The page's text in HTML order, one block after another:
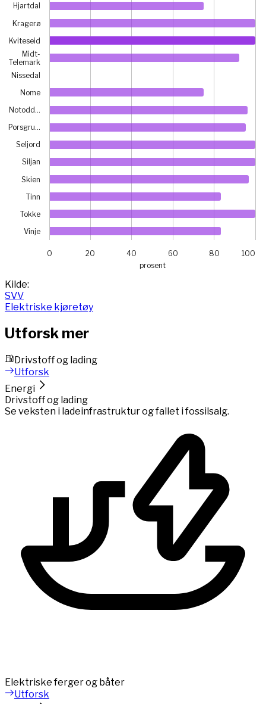
prosent
Hjartdal
Kragerø
Kviteseid
Midt-
Telemark
Nissedal
Nome
Notodd…
Porsgru…
Seljord
Siljan
Skien
Tinn
Tokke
Vinje
0 20 40 60 80 100
End of interactive chart.
Kilde:
SVV
Elektriske kjøretøy
Utforsk mer
Drivstoff og lading
Utforsk
Energi
Drivstoff og lading
Se veksten i ladeinfrastruktur og fallet i fossilsalg.
Elektriske ferger og båter
Utforsk